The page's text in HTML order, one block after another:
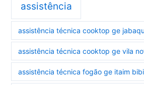
assistência
assistência técnica cooktop ge
assistência técnica cooktop ge vila
assistência técnica fogão ge itaim bibi